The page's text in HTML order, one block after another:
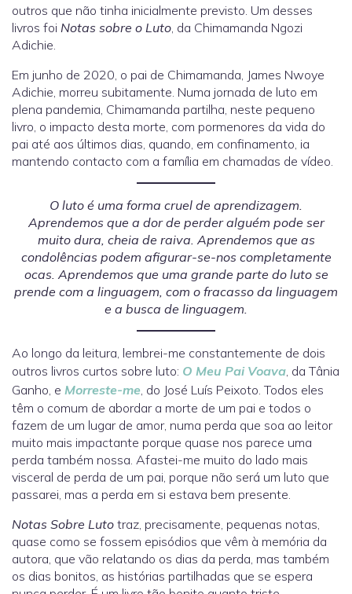
outros que não tinha inicialmente previsto. Um desses
livros foi Notas sobre o Luto, da Chimamanda Ngozi
Adichie.
Em junho de 2020, o pai de Chimamanda, James Nwoye
Adichie, morreu subitamente. Numa jornada de luto em
plena pandemia, Chimamanda partilha, neste pequeno
livro, o impacto desta morte, com pormenores da vida do
pai até aos últimos dias, quando, em confinamento, ia
mantendo contacto com a família em chamadas de vídeo.
O luto é uma forma cruel de aprendizagem.
Aprendemos que a dor de perder alguém pode ser
muito dura, cheia de raiva. Aprendemos que as
condolências podem afigurar-se-nos completamente
ocas. Aprendemos que uma grande parte do luto se
prende com a linguagem, com o fracasso da linguagem
e a busca de linguagem.
Ao longo da leitura, lembrei-me constantemente de dois
outros livros curtos sobre luto: O Meu Pai Voava, da Tânia
Ganho, e Morreste-me, do José Luís Peixoto. Todos eles
têm o comum de abordar a morte de um pai e todos o
fazem de um lugar de amor, numa perda que soa ao leitor
muito mais impactante porque quase nos parece uma
perda também nossa. Afastei-me muito do lado mais
visceral de perda de um pai, porque não será um luto que
passarei, mas a perda em si estava bem presente.
Notas Sobre Luto traz, precisamente, pequenas notas,
quase como se fossem episódios que vêm à memória da
autora, que vão relatando os dias da perda, mas também
os dias bonitos, as histórias partilhadas que se espera